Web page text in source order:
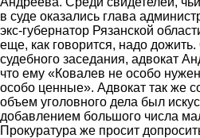
в суде оказались глава
экс-губернатор Рязанской
еще, как говорится, надо
судебного заседания, адвокат
что ему «Ковалев не особо
особо ценные». Адвокат так же
объем уголовного дела был
добавлением большого числа
Прокуратура же просит